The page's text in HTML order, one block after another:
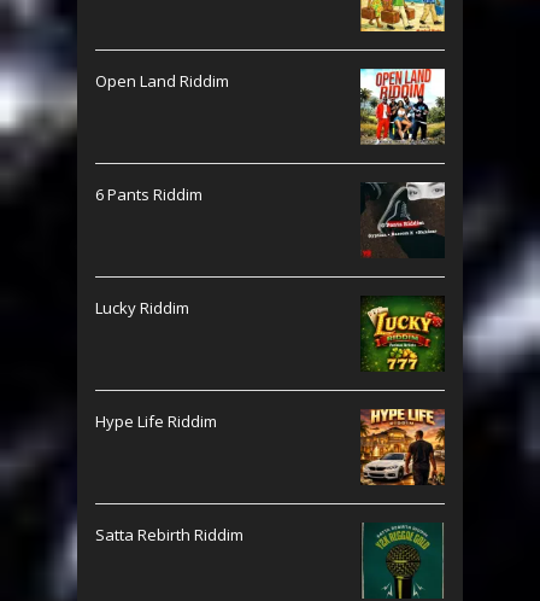
Open Land Riddim
6 Pants Riddim
Lucky Riddim
Hype Life Riddim
Satta Rebirth Riddim